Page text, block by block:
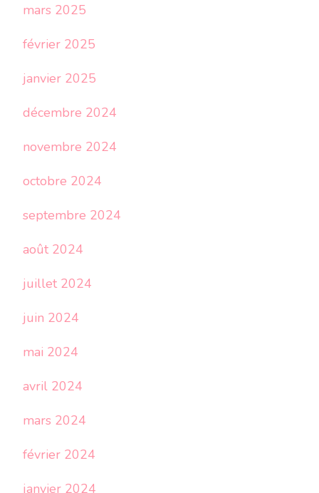
mars 2025
février 2025
janvier 2025
décembre 2024
novembre 2024
octobre 2024
septembre 2024
août 2024
juillet 2024
juin 2024
mai 2024
avril 2024
mars 2024
février 2024
janvier 2024